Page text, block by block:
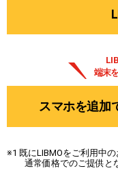
端末
スマホを追加
※1 既にLIBMOをご利用中
通常価格でのご提供と